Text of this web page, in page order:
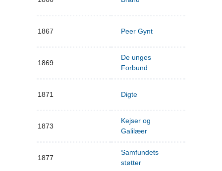
1867 Peer Gynt
1869
De unges
Forbund
1871 Digte
1873
Kejser og
Galilæer
1877
Samfundets
støtter